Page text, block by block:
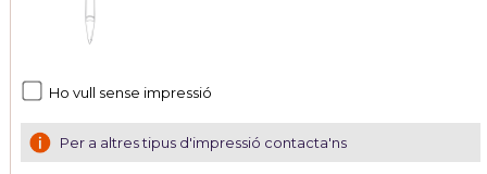
Ho vull sense impressió
Per a altres tipus d'impressió contacta'ns